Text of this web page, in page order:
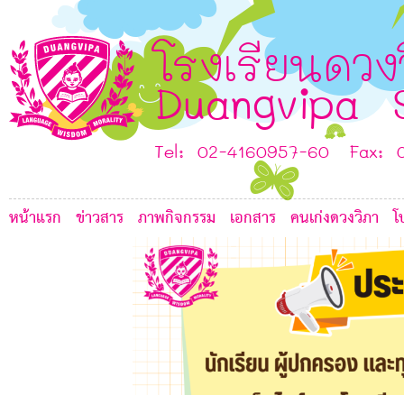
โรงเรียนดว
Duangvipa
Tel: 02-4160957-60 Fax:
หน้าแรก ข่าวสาร ภาพกิจกรรม เอกสาร คนเก่งดวงวิภา
E
JC
I
H